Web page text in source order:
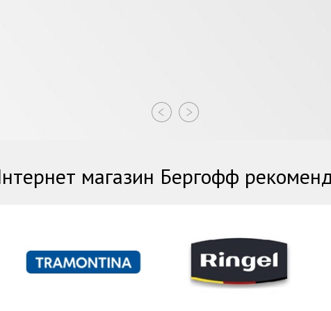
магазин Бергофф